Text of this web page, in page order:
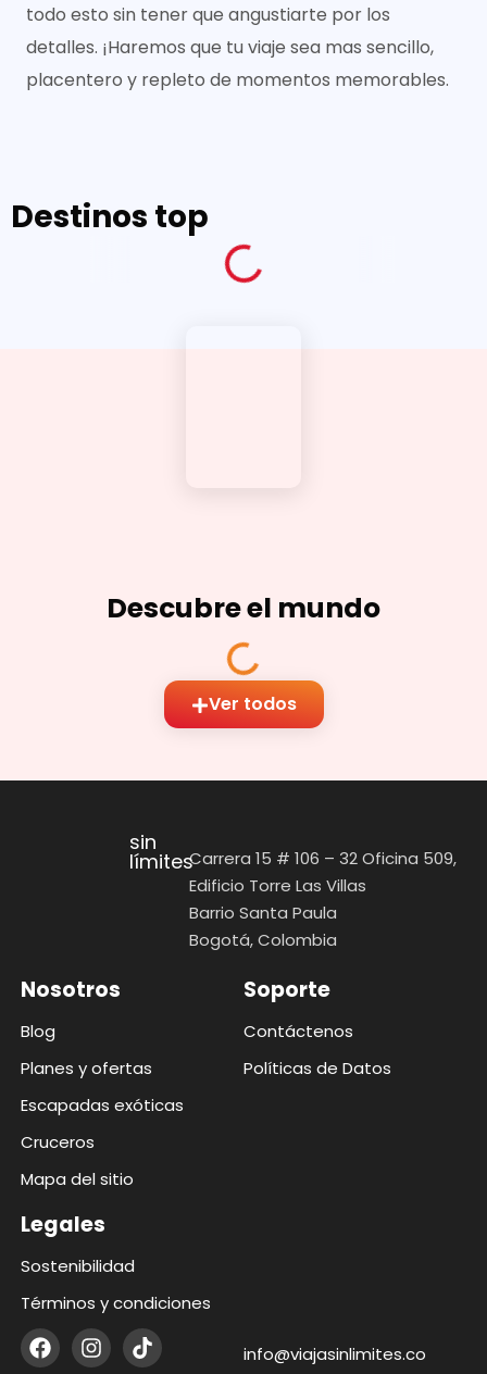
todo esto sin tener que angustiarte por los
detalles. ¡Haremos que tu viaje sea mas sencillo,
placentero y repleto de momentos memorables.
Destinos top
Descubre el mundo
Ver todos
sin
límitesCarrera 15 # 106 – 32 Oficina 509,
Edificio Torre Las Villas
Barrio Santa Paula
Bogotá, Colombia
Nosotros
Blog
Planes y ofertas
Escapadas exóticas
Cruceros
Mapa del sitio
Soporte
Contáctenos
Políticas de Datos
Legales
Sostenibilidad
Términos y condiciones
info@viajasinlimites.co